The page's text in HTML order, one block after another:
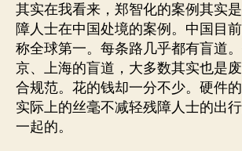
其实在我看来，郑智化的案例其实
障人士在中国处境的案例。中国目
称全球第一。每条路几乎都有盲道
京、上海的盲道，大多数其实也是
合规范。花的钱却一分不少。硬件
实际上的丝毫不减轻残障人士的出
一起的。